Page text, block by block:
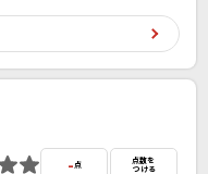
-点
点数を
つける